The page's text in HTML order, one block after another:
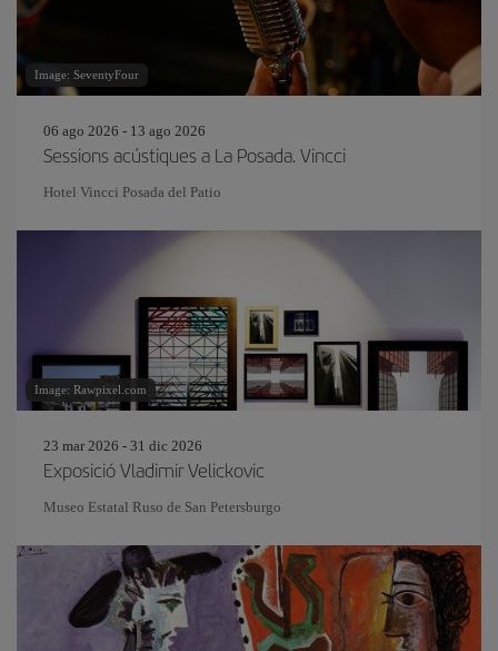
Image: SeventyFour
06 ago 2026 - 13 ago 2026
Sessions acústiques a La Posada. Vincci
Hotel Vincci Posada del Patio
Image: Rawpixel.com
23 mar 2026 - 31 dic 2026
Exposició Vladimir Velickovic
Museo Estatal Ruso de San Petersburgo